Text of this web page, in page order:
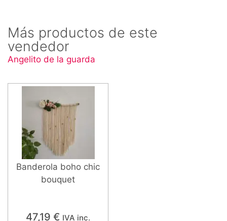
Más productos de este
vendedor
Angelito de la guarda
Banderola boho chic
bouquet
47,19 € IVA inc.